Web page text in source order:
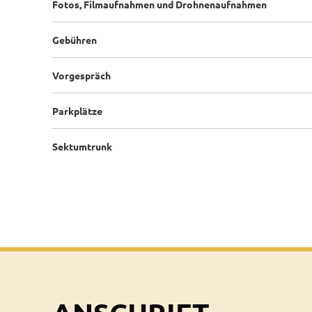
Fotos, Filmaufnahmen und Drohnenaufnahmen
Gebühren
Vorgespräch
Parkplätze
Sektumtrunk